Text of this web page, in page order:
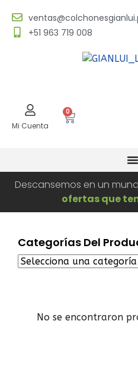
+51 963 719 008
Mi Cuenta
0
Descansemos en un
ofertas que
Categorías Del
No se encontraron